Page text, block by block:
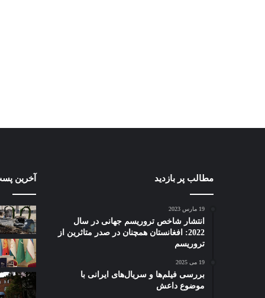
مطالب پر بازدید
19 مارس 2023
انتشار شاخص تروریسم جهانی در سال
2022: افغانستان همچنان در صدر متاثرین از
تروریسم
19 می 2025
بررسی فیلم‌ها و سریال‌های ایرانی با
موضوع داعش
آخرین